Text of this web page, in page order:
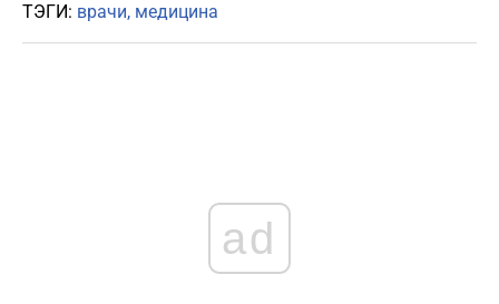
ТЭГИ: врачи медицина
ad